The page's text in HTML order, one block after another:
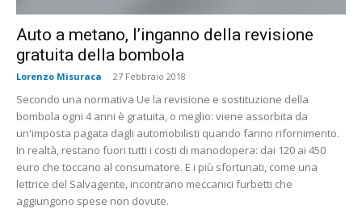
Auto a metano, l’inganno della revisione
gratuita della bombola
Lorenzo Misuraca - 27 Febbraio 2018
Secondo una normativa Ue la revisione e sostituzione della
bombola ogni 4 anni è gratuita, o meglio: viene assorbita da
un'imposta pagata dagli automobilisti quando fanno rifornimento.
In realtà, restano fuori tutti i costi di manodopera: dai 120 ai 450
euro che toccano al consumatore. E i più sfortunati, come una
lettrice del Salvagente, incontrano meccanici furbetti che
aggiungono spese non dovute.